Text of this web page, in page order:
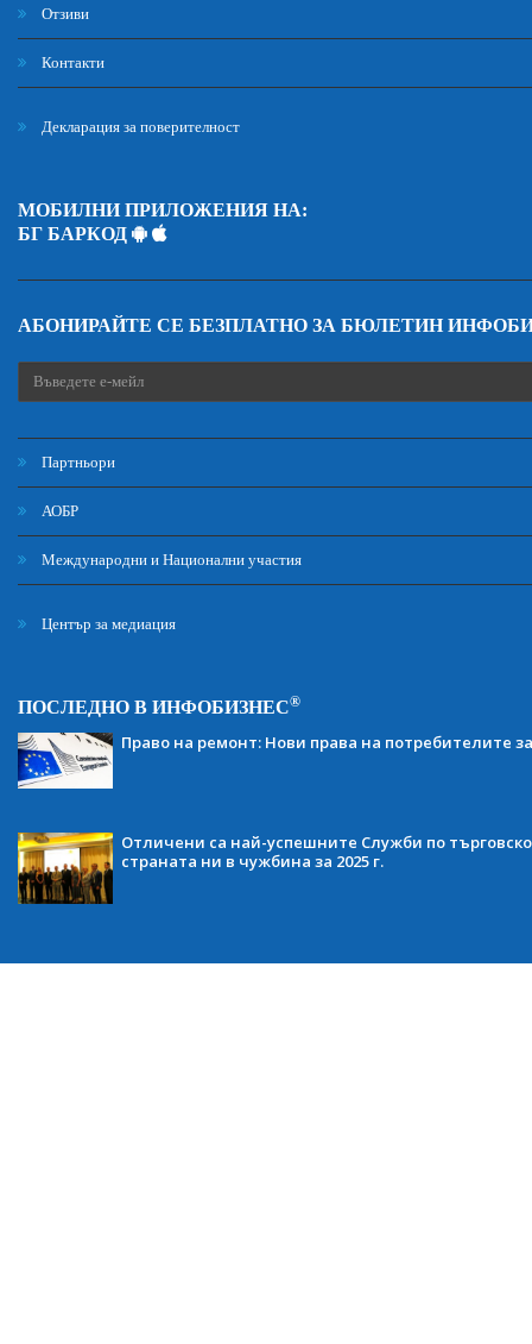
Отзиви
Контакти
Декларация за поверителност
МОБИЛНИ ПРИЛОЖЕНИЯ НА:
БГ БАРКОД
АБОНИРАЙТЕ СЕ БЕЗПЛАТНО ЗА БЮЛЕТИН
Партньори
АОБР
Международни и Национални участия
Център за медиация
ПОСЛЕДНО В ИНФОБИЗНЕС®
Право на ремонт: Нови права на потребителите
Отличени са най-успешните Служби по
страната ни в чужбина за 2025 г.